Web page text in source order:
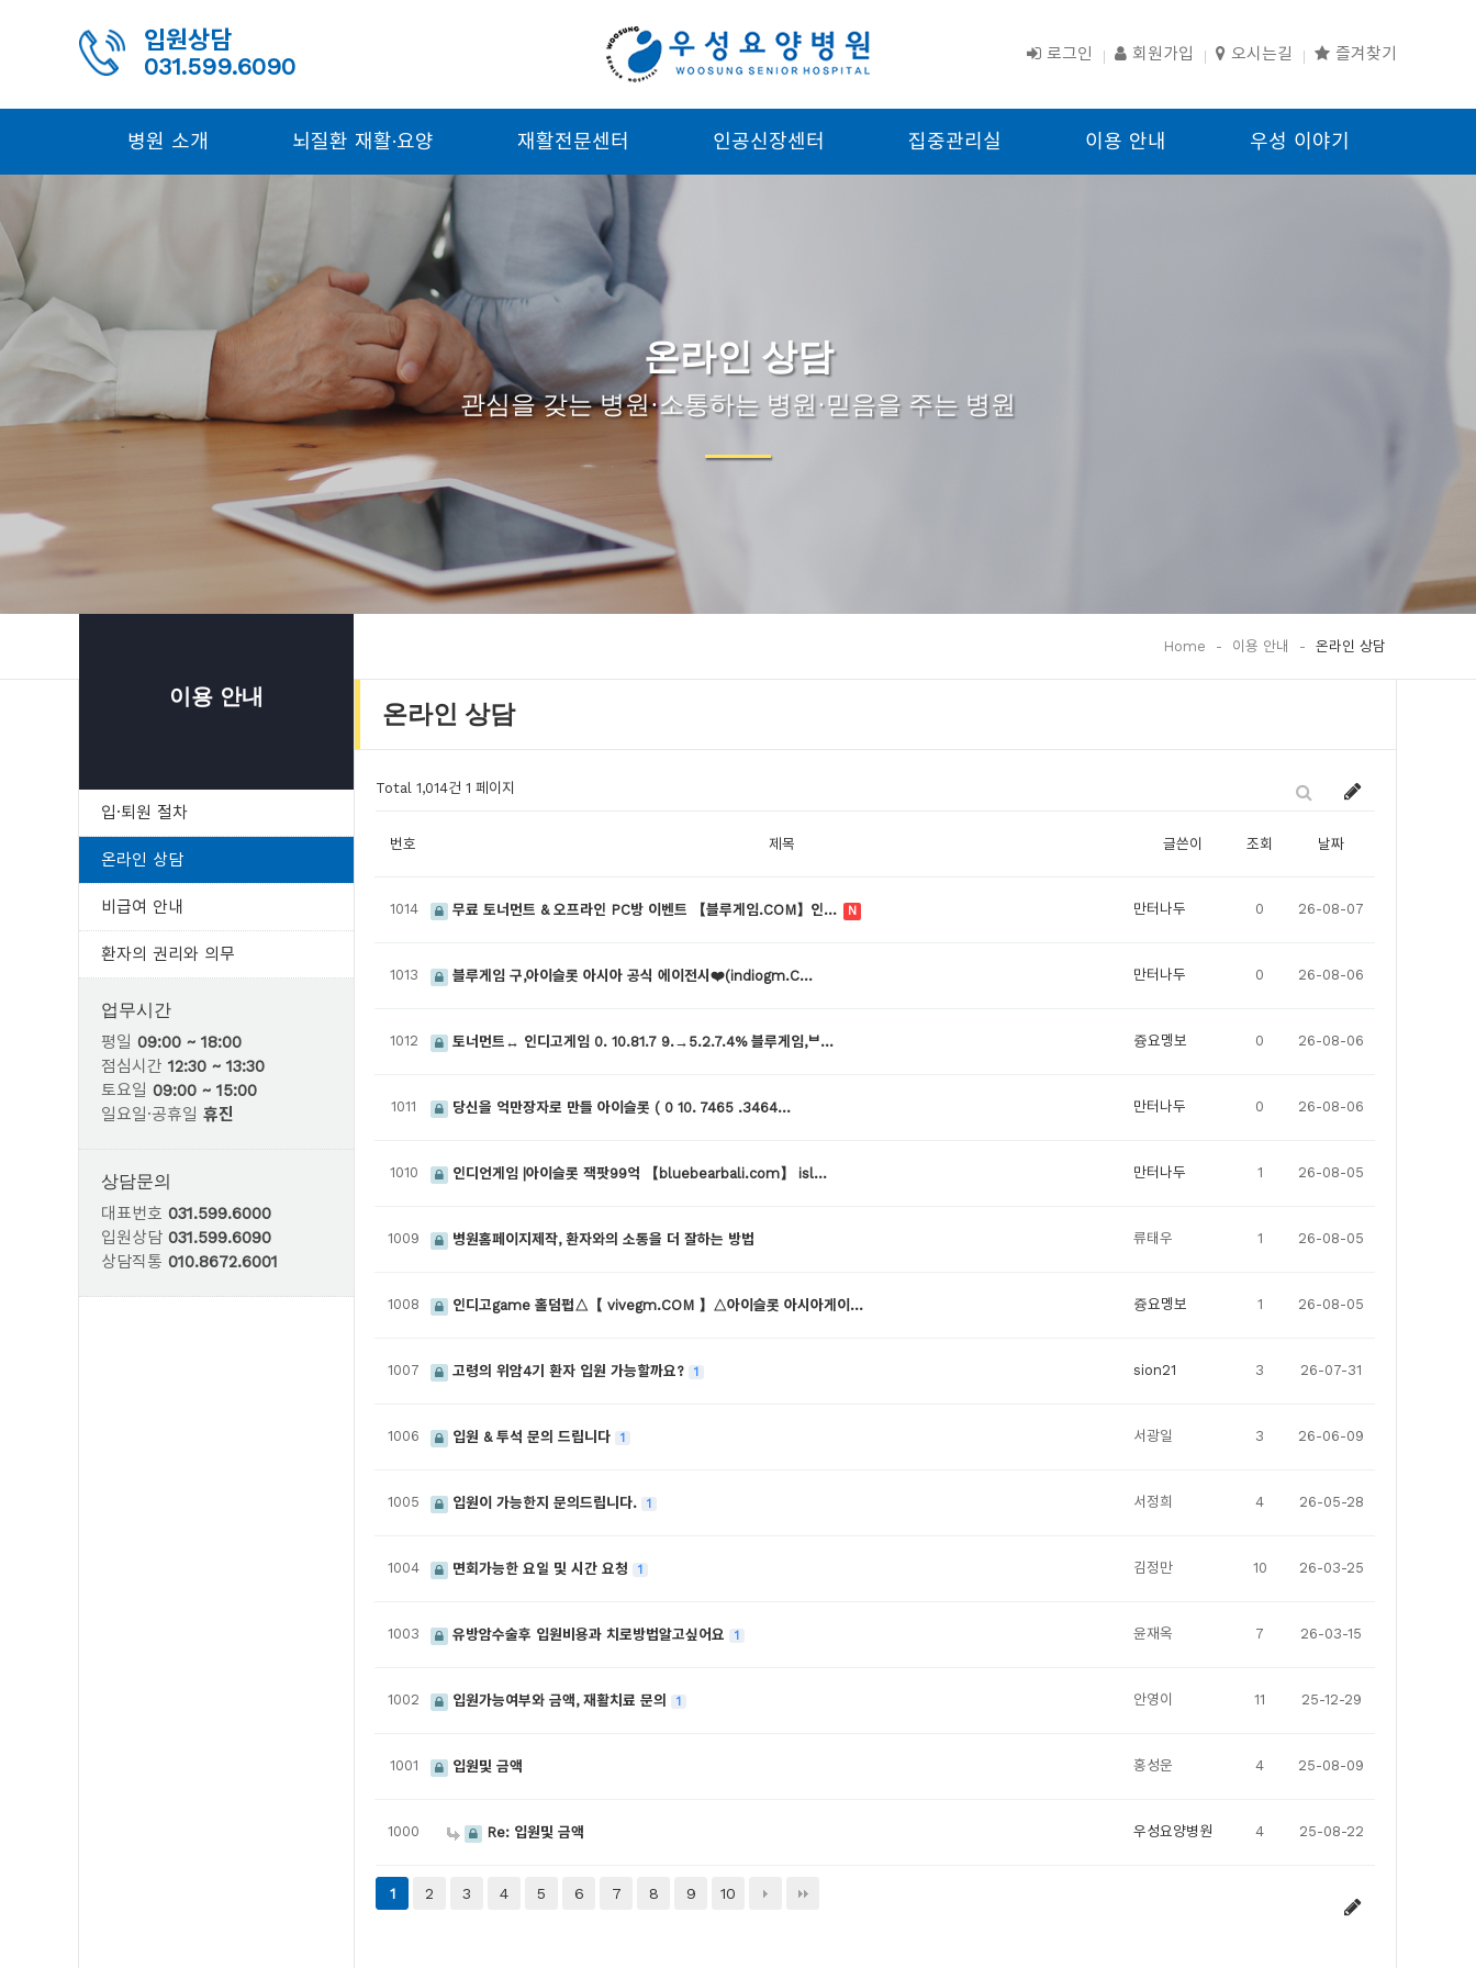
입원상담
031.599.6090
로그인 회원가입 오시는길 즐겨찾기
병원 소개 뇌질환 재활·요양 재활전문센터 인공신장센터 집중관리실 이용 안내 우성 이야기
온라인 상담
관심을 갖는 병원·소통하는 병원·믿음을 주는 병원
Home - 이용 안내 - 온라인 상담
이용 안내
입·퇴원 절차
온라인 상담
비급여 안내
환자의 권리와 의무
업무시간
평일 09:00 ~ 18:00
점심시간 12:30 ~ 13:30
토요일 09:00 ~ 15:00
일요일·공휴일 휴진
상담문의
대표번호 031.599.6000
입원상담 031.599.6090
상담직통 010.8672.6001
온라인 상담
Total 1,014건 1 페이지
번호 제목 글쓴이 조회 날짜
1014 무료 토너먼트 & 오프라인 PC방 이벤트 【블루게임.COM】인… N 만터나두 0 26-08-07
1013 블루게임 구,아이슬롯 아시아 공식 에이전시❤️(indiogm.C… 만터나두 0 26-08-06
1012 토너먼트↔ 인디고게임 0. 10.81.7 9.→5.2.7.4% 블루게임,ᄇ… 즁요멩보 0 26-08-06
1011 당신을 억만장자로 만들 아이슬롯 ( 0 10. 7465 .3464… 만터나두 0 26-08-06
1010 인디언게임 |아이슬롯 잭팟99억 【bluebearbali.com】 isl… 만터나두 1 26-08-05
1009 병원홈페이지제작, 환자와의 소통을 더 잘하는 방법 류태우 1 26-08-05
1008 인디­고game 홀­덤펍△【 vivegm.COM 】△아이슬롯 아시아게이… 즁요멩보 1 26-08-05
1007 고령의 위암4기 환자 입원 가능할까요? 1 sion21 3 26-07-31
1006 입원 & 투석 문의 드립니다 1 서광일 3 26-06-09
1005 입원이 가능한지 문의드립니다. 1 서정희 4 26-05-28
1004 면회가능한 요일 및 시간 요청 1 김정만 10 26-03-25
1003 유방암수술후 입원비용과 치로방법알고싶어요 1 윤재옥 7 26-03-15
1002 입원가능여부와 금액, 재활치료 문의 1 안영이 11 25-12-29
1001 입원및 금액 홍성운 4 25-08-09
1000 Re: 입원및 금액 우성요양병원 4 25-08-22
1 2 3 4 5 6 7 8 9 10